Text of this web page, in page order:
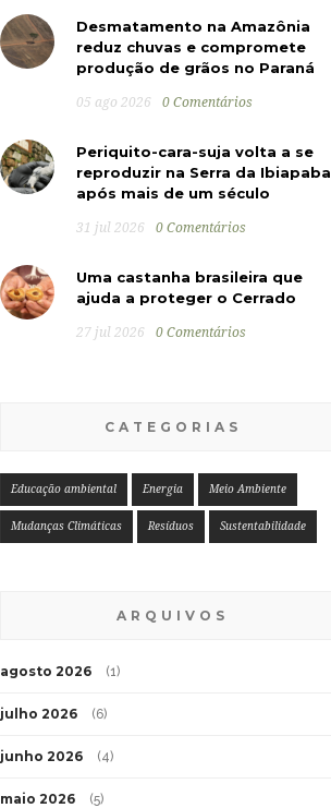
Desmatamento na Amazônia
reduz chuvas e compromete
produção de grãos no Paraná
05 ago 2026 0 Comentários
Periquito-cara-suja volta a se
reproduzir na Serra da Ibiapaba
após mais de um século
31 jul 2026 0 Comentários
Uma castanha brasileira que
ajuda a proteger o Cerrado
27 jul 2026 0 Comentários
CATEGORIAS
Educação ambiental Energia Meio Ambiente
Mudanças Climáticas Resíduos Sustentabilidade
ARQUIVOS
agosto 2026 (1)
julho 2026 (6)
junho 2026 (4)
maio 2026 (5)